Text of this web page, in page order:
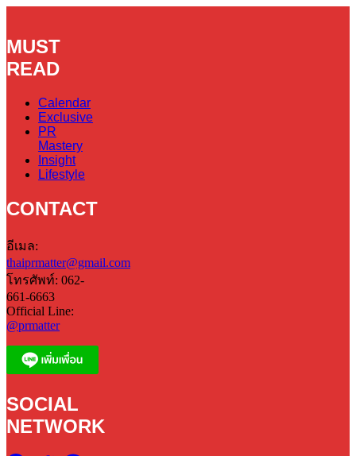
MUST
READ
Calendar
Exclusive
PR
Mastery
Insight
Lifestyle
CONTACT
อีเมล:
thaiprmatter@gmail.com
โทรศัพท์: 062-
661-6663
Official Line:
@prmatter
SOCIAL
NETWORK